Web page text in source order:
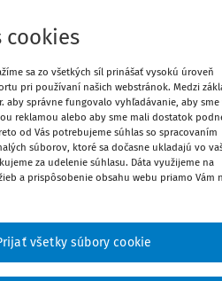
štrukturálnych a
niektorých zákonov
Zmena: 171/2016 Z.z.
Zmena: 91/2016
Zmena: 93/2017 Z.z., 280/2017 Z.z.
Zmena: 461/2019 Z.z.
Zmena: 128/2020
Z.z. Zmena: 134/2020 Z.z.
Zmena:
39/2022 Z.z.
Zmena: 64/2022 Z.z.
Zmena: 311/2023 Z.z.
Zmena: 179/2024
Zmena: 388/2024 Z.z.
Zmena:
uzniesla na tomto zákone:
cookies
sa zo všetkých síl prinášať vysokú úroveň
pri používaní našich webstránok. Medzi
aby správne fungovalo vyhľadávanie, aby sme
reklamou alebo aby sme mali dostatok
od Vás potrebujeme súhlas so spracovaním
súborov, ktoré sa dočasne ukladajú vo
za udelenie súhlasu. Dáta využijeme na
a prispôsobenie obsahu webu priamo Vám
všetky súbory cookie